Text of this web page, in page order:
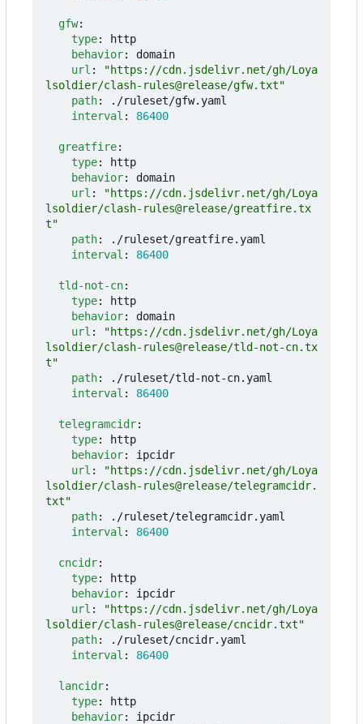
gfw:
type:
http
behavior:
domain
url :
"https://cdn.jsdelivr.net/gh/Loya
lsoldier/clash-rules@release/gfw.txt"
path:
./ruleset/gfw.yaml
interval : 86400
greatfire:
type:
http
behavior:
domain
url :
"https://cdn.jsdelivr.net/gh/Loya
lsoldier/clash-rules@release/greatfire.tx
t"
path:
./ruleset/greatfire.yaml
interval : 86400
tld-not-cn:
type:
http
behavior:
domain
url :
"https://cdn.jsdelivr.net/gh/Loya
lsoldier/clash-rules@release/tld-not-cn.tx
t"
path:
./ruleset/tld-not-cn.yaml
interval : 86400
telegramcidr:
type:
http
behavior:
ipcidr
url :
"https://cdn.jsdelivr.net/gh/Loya
lsoldier/clash-rules@release/telegramcidr.
txt"
path:
./ruleset/telegramcidr.yaml
interval : 86400
cncidr:
type:
http
behavior:
ipcidr
url :
"https://cdn.jsdelivr.net/gh/Loya
lsoldier/clash-rules@release/cncidr.txt"
path:
./ruleset/cncidr.yaml
interval : 86400
lancidr:
type:
http
behavior:
ipcidr